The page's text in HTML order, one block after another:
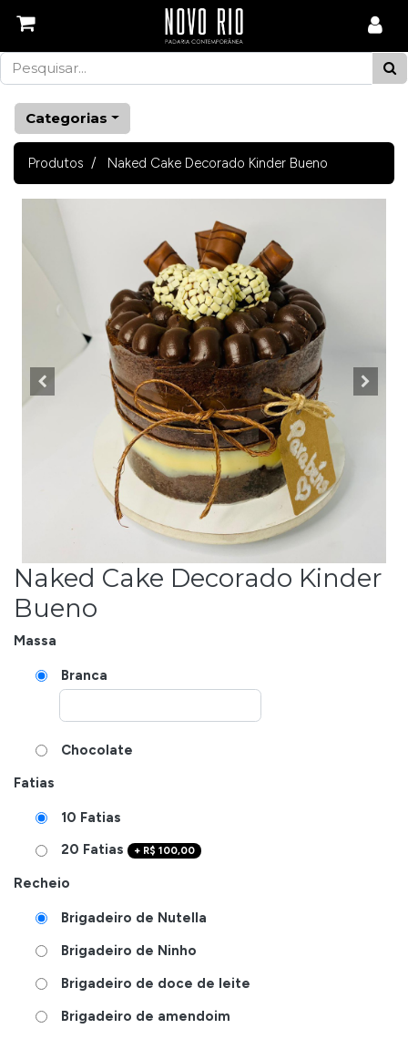
Categorias
Produtos Naked Cake Decorado Kinder Bueno
Naked Cake Decorado Kinder
Bueno
Massa
Branca
Chocolate
Fatias
10 Fatias
20 Fatias
+ R$ 100,00
Recheio
Brigadeiro de Nutella
Brigadeiro de Ninho
Brigadeiro de doce de leite
Brigadeiro de amendoim